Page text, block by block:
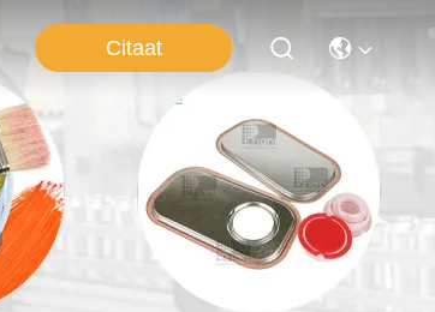
Citaat